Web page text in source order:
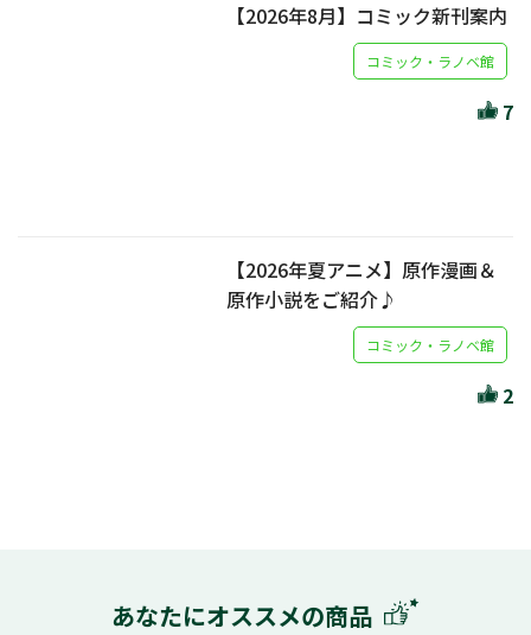
【2026年8月】コミック新刊案内
コミック・ラノベ館
7
【2026年夏アニメ】原作漫画＆
原作小説をご紹介♪
コミック・ラノベ館
2
あなたにオススメの商品